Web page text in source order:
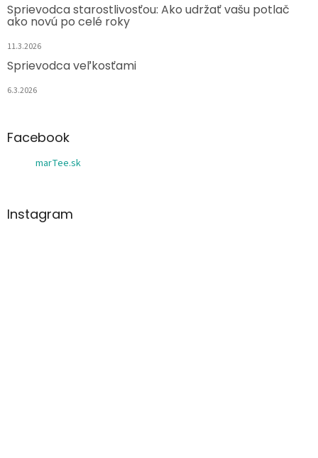
Sprievodca starostlivosťou: Ako udržať vašu potlač
ako novú po celé roky
11.3.2026
Sprievodca veľkosťami
6.3.2026
Facebook
marTee.sk
Instagram